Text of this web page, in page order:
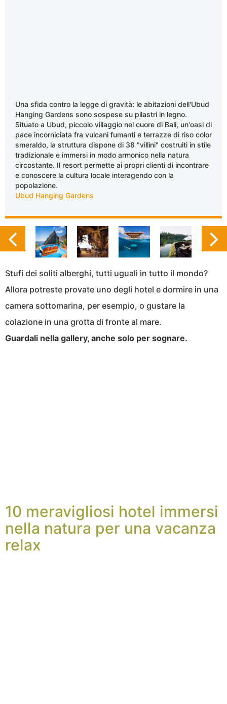
Una sfida contro la legge di gravità: le abitazioni dell'Ubud
Hanging Gardens sono sospese su pilastri in legno.
Situato a Ubud, piccolo villaggio nel cuore di Bali, un'oasi di
pace incorniciata fra vulcani fumanti e terrazze di riso color
smeraldo, la struttura dispone di 38 "villini" costruiti in stile
tradizionale e immersi in modo armonico nella natura
circostante. Il resort permette ai propri clienti di incontrare
e conoscere la cultura locale interagendo con la
popolazione.
Ubud Hanging Gardens
Stufi dei soliti alberghi, tutti uguali in tutto il mondo?
Allora potreste provate uno degli hotel e dormire in una
camera sottomarina, per esempio, o gustare la
colazione in una grotta di fronte al mare.
Guardali nella gallery, anche solo per sognare.
10 meravigliosi hotel immersi
nella natura per una vacanza
relax